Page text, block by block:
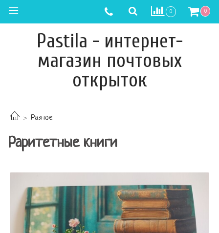
0 0
Pastila - интернет-
магазин почтовых
открыток
Разное
Раритетные книги